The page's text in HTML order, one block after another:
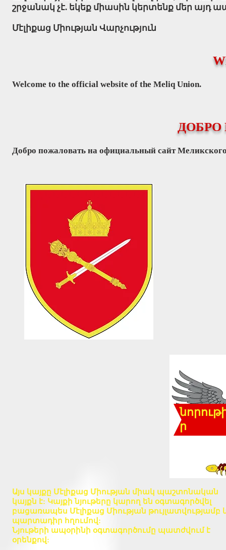
շրջանակ չէ. եկեք միասին կերտենք մեր այդ
Մէլիքաց Միության Վարչություն
Welcome to the official website of the Meliq Union.
Добро пожаловать на официальный сайт
ր
Այս կայքը Մէլիքաց Միության միակ պաշտոնական
կայքն է: Կայքի նյութերը կարող են օգտագործվել
բացառապես Մէլիքաց Միության թույլատվությամբ
պարտադիր հղումով:
Նյութերի ապօրինի օգտագործումը պատժվում է
օրենքով: